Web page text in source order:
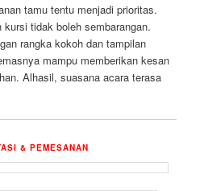
tamu tentu menjadi prioritas.
tidak boleh sembarangan.
rangka kokoh dan tampilan
mampu memberikan kesan
Alhasil, suasana acara terasa
& PEMESANAN